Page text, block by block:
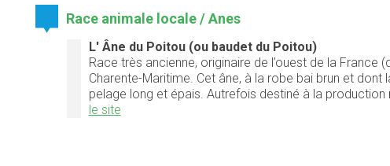
Race animale locale / Anes
L' Âne du Poitou (ou baudet du Poitou)
Race très ancienne, originaire de l’ouest de la France
Charente-Maritime. Cet âne, à la robe bai brun et
pelage long et épais. Autrefois destiné à la
le site